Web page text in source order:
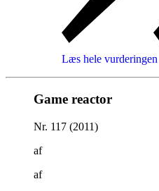
Læs hele vurderingen
Game reactor
Nr. 117 (2011)
af
af